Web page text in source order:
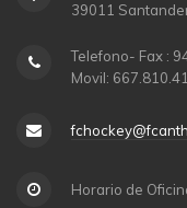
39011
Telefono- Fax :
Movil:
Horario de